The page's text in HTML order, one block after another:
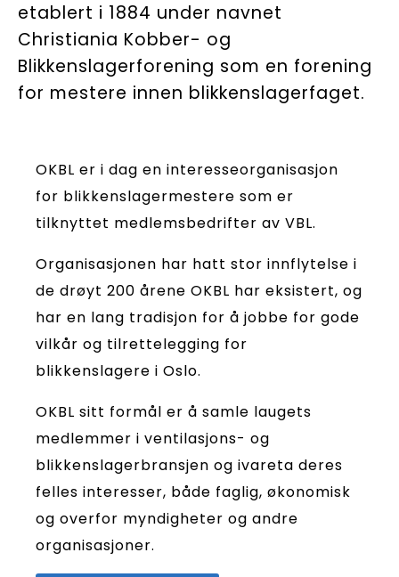
etablert i 1884 under navnet
Christiania Kobber- og
Blikkenslagerforening som en forening
for mestere innen blikkenslagerfaget.
OKBL er i dag en interesseorganisasjon
for blikkenslagermestere som er
tilknyttet medlemsbedrifter av VBL.
Organisasjonen har hatt stor innflytelse i
de drøyt 200 årene OKBL har eksistert, og
har en lang tradisjon for å jobbe for gode
vilkår og tilrettelegging for
blikkenslagere i Oslo.
OKBL sitt formål er å samle laugets
medlemmer i ventilasjons- og
blikkenslagerbransjen og ivareta deres
felles interesser, både faglig, økonomisk
og overfor myndigheter og andre
organisasjoner.